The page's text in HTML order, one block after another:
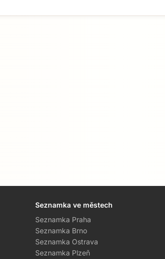
Seznamka ve městech
Seznamka Praha
Seznamka Brno
Seznamka Ostrava
Seznamka Plzeň